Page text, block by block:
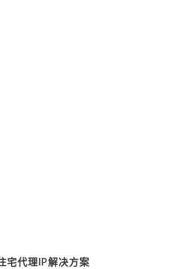
宅代理IP解决方案